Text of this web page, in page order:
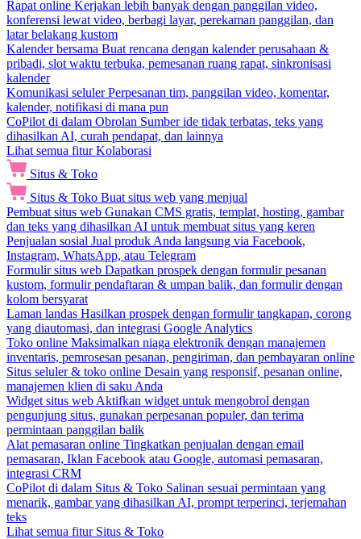
Rapat online Kerjakan lebih banyak dengan panggilan video,
konferensi lewat video, berbagi layar, perekaman panggilan, dan
latar belakang kustom
Kalender bersama Buat rencana dengan kalender perusahaan &
pribadi, slot waktu terbuka, pemesanan ruang rapat, sinkronisasi
kalender
Komunikasi seluler Perpesanan tim, panggilan video, komentar,
kalender, notifikasi di mana pun
CoPilot di dalam Obrolan Sumber ide tidak terbatas, teks yang
dihasilkan AI, curah pendapat, dan lainnya
Lihat semua fitur Kolaborasi
Situs & Toko
Situs & Toko Buat situs web yang menjual
Pembuat situs web Gunakan CMS gratis, templat, hosting, gambar
dan teks yang dihasilkan AI untuk membuat situs yang keren
Penjualan sosial Jual produk Anda langsung via Facebook,
Instagram, WhatsApp, atau Telegram
Formulir situs web Dapatkan prospek dengan formulir pesanan
kustom, formulir pendaftaran & umpan balik, dan formulir dengan
kolom bersyarat
Laman landas Hasilkan prospek dengan formulir tangkapan, corong
yang diautomasi, dan integrasi Google Analytics
Toko online Maksimalkan niaga elektronik dengan manajemen
inventaris, pemrosesan pesanan, pengiriman, dan pembayaran online
Situs seluler & toko online Desain yang responsif, pesanan online,
manajemen klien di saku Anda
Widget situs web Aktifkan widget untuk mengobrol dengan
pengunjung situs, gunakan perpesanan populer, dan terima
permintaan panggilan balik
Alat pemasaran online Tingkatkan penjualan dengan email
pemasaran, Iklan Facebook atau Google, automasi pemasaran,
integrasi CRM
CoPilot di dalam Situs & Toko Salinan sesuai permintaan yang
menarik, gambar yang dihasilkan AI, prompt terperinci, terjemahan
teks
Lihat semua fitur Situs & Toko